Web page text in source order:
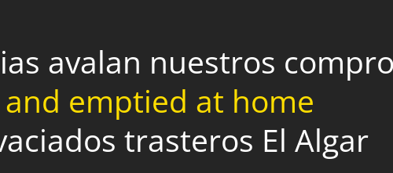
avalan nuestros
emptied at home
trasteros El Algar